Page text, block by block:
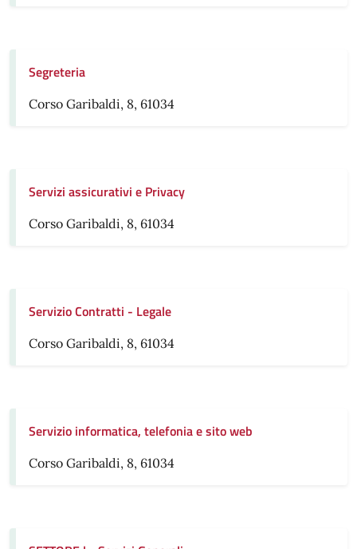
Segreteria
Corso Garibaldi, 8, 61034
Servizi assicurativi e Privacy
Corso Garibaldi, 8, 61034
Servizio Contratti - Legale
Corso Garibaldi, 8, 61034
Servizio informatica, telefonia e sito web
Corso Garibaldi, 8, 61034